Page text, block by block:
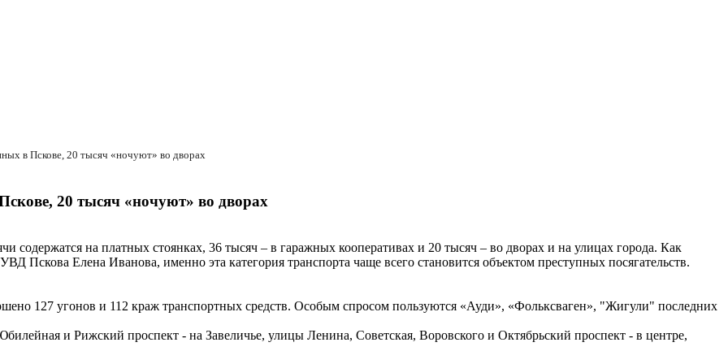
в Пскове, 20 тысяч «ночуют» во дворах
20 тысяч «ночуют» во дворах
содержатся на платных стоянках, 36 тысяч – в гаражных кооперативах и 20 тысяч – во дворах и на улицах города. Как
Елена Иванова, именно эта категория транспорта чаще всего становится объектом преступных посягательств.
127 угонов и 112 краж транспортных средств. Особым спросом пользуются «Ауди», «Фольксваген», "Жигули" последних
и Рижский проспект - на Завеличье, улицы Ленина, Советская, Воровского и Октябрьский проспект - в центре,